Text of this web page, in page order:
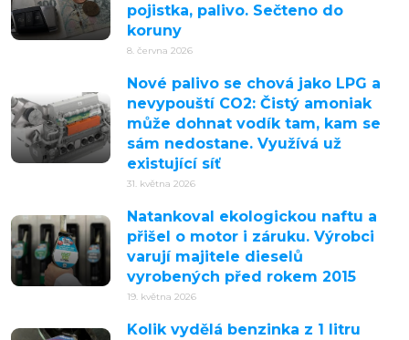
pojistka, palivo. Sečteno do
koruny
8. června 2026
Nové palivo se chová jako LPG a
nevypouští CO2: Čistý amoniak
může dohnat vodík tam, kam se
sám nedostane. Využívá už
existující síť
31. května 2026
Natankoval ekologickou naftu a
přišel o motor i záruku. Výrobci
varují majitele dieselů
vyrobených před rokem 2015
19. května 2026
Kolik vydělá benzinka z 1 litru